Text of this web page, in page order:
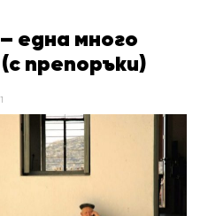
една много
препоръки)